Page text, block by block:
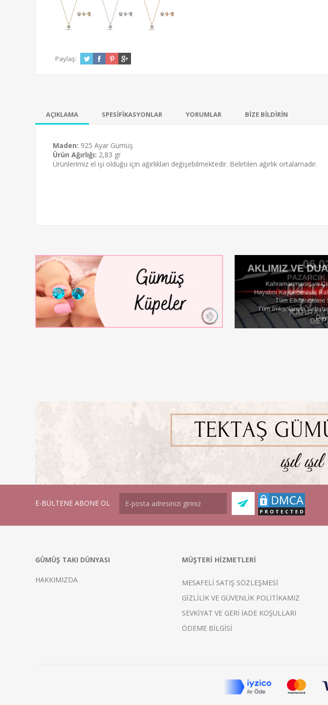
Paylaş:
AÇIKLAMA SPESİFİKASYONLAR YORUMLAR BİZE BİLDİRİN
Maden: 925 Ayar Gümüş
Ürün Ağırlığı: 2,83 gr
Ürünlerimiz el işi olduğu için ağırlıkları değişebilmektedir. Belirtilen ağırlık ortalamadır.
E-BÜLTENE ABONE OL
GÜMÜŞ TAKI DÜNYASI
HAKKIMIZDA
MÜŞTERİ HİZMETLERİ
MESAFELİ SATIŞ SÖZLEŞMESİ
GİZLİLİK VE GÜVENLİK POLİTİKAMIZ
SEVKİYAT VE GERİ İADE KOŞULLARI
ÖDEME BİLGİSİ